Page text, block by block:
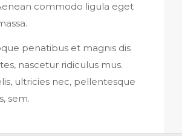
commodo ligula eget
penatibus et magnis dis
nascetur ridiculus mus.
ultricies nec, pellentesque
sem.